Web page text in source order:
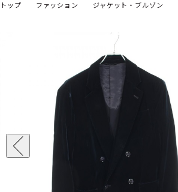
トップ ファッション ジャケット・ブルゾン